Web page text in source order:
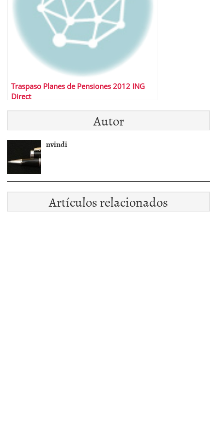
Traspaso Planes de Pensiones 2012 ING
Direct
Autor
nvindi
Artículos relacionados